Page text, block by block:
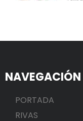
NAVEGACIÓN
PORTADA
RIVAS